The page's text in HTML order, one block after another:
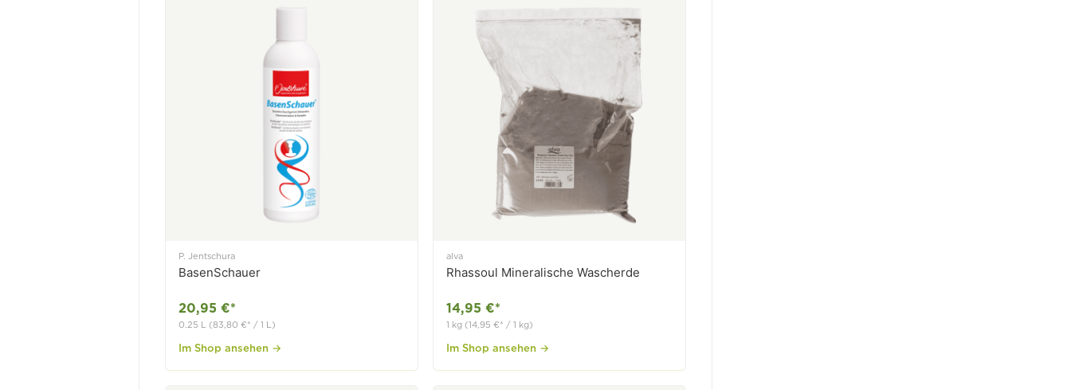
P. Jentschura
BasenSchauer
20,95 €*
0.25 L (83,80 €* / 1 L)
alva
Rhassoul Mineralische Wascherde
14,95 €*
1 kg (14,95 €* / 1 kg)